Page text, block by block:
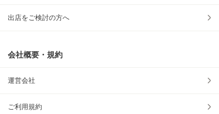
出店をご検討の方へ
会社概要・規約
運営会社
ご利用規約